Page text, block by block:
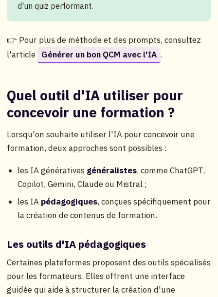
d'un quiz performant.
👉 Pour plus de méthode et des prompts, consultez
l'article Générer un bon QCM avec l'IA .
Quel outil d'IA utiliser pour
concevoir une formation ?
Lorsqu'on souhaite utiliser l'IA pour concevoir une
formation, deux approches sont possibles :
les IA génératives généralistes, comme ChatGPT,
Copilot, Gemini, Claude ou Mistral ;
les IA pédagogiques, conçues spécifiquement pour
la création de contenus de formation.
Les outils d'IA pédagogiques
Certaines plateformes proposent des outils spécialisés
pour les formateurs. Elles offrent une interface
guidée qui aide à structurer la création d'une